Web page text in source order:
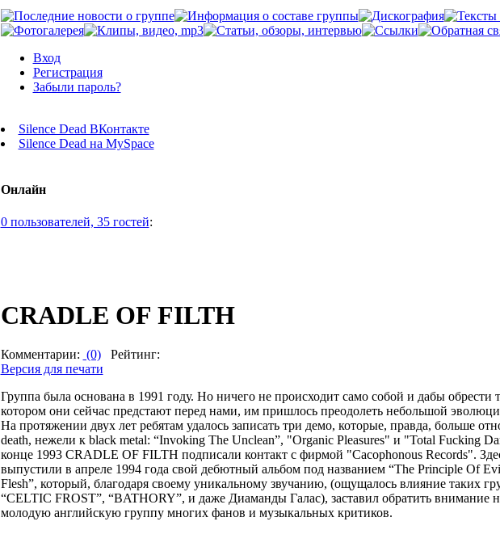
Вход
Регистрация
Забыли пароль?
Silence Dead ВКонтакте
Silence Dead на MySpace
Онлайн
0 пользователей, 35 гостей:
CRADLE OF FILTH
Комментарии: (0)Рейтинг:
Версия для печати
Группа была основана в 1991 году. Но ничего не происходит само собой и дабы обрести
котором они сейчас предстают перед нами, им пришлось преодолеть небольшой
На протяжении двух лет ребятам удалось записать три демо, которые, правда, больше
death, нежели к black metal: “Invoking The Unclean”, "Organic Pleasures" и "Total Fucking
конце 1993 CRADLE OF FILTH подписали контакт с фирмой "Cacophonous Records".
выпустили в апреле 1994 года свой дебютный альбом под названием “The Principle Of
Flesh”, который, благодаря своему уникальному звучанию, (ощущалось влияние таких
“CELTIC FROST”, “BATHORY”, и даже Диаманды Галас), заставил обратить внимание
молодую английскую группу многих фанов и музыкальных критиков.